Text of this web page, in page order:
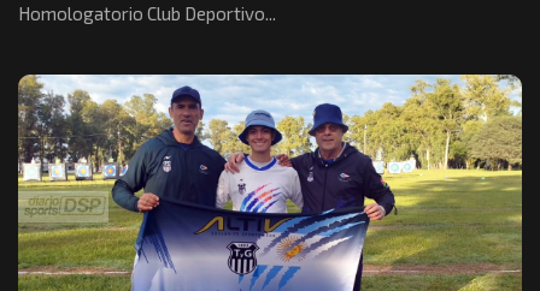
Homologatorio Club Deportivo...